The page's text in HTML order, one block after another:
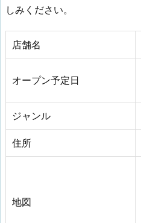
しみください。
店舗名
オープン予定日
ジャンル
住所
地図